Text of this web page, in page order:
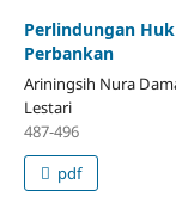
Perlindungan
Perbankan
Ariningsih Nura
Lestari
487-496
pdf